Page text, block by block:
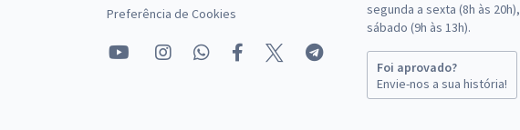
Preferência de Cookies
segunda a sexta (8h às 20h),
sábado (9h às 13h).
Foi aprovado?
Envie-nos a sua história!